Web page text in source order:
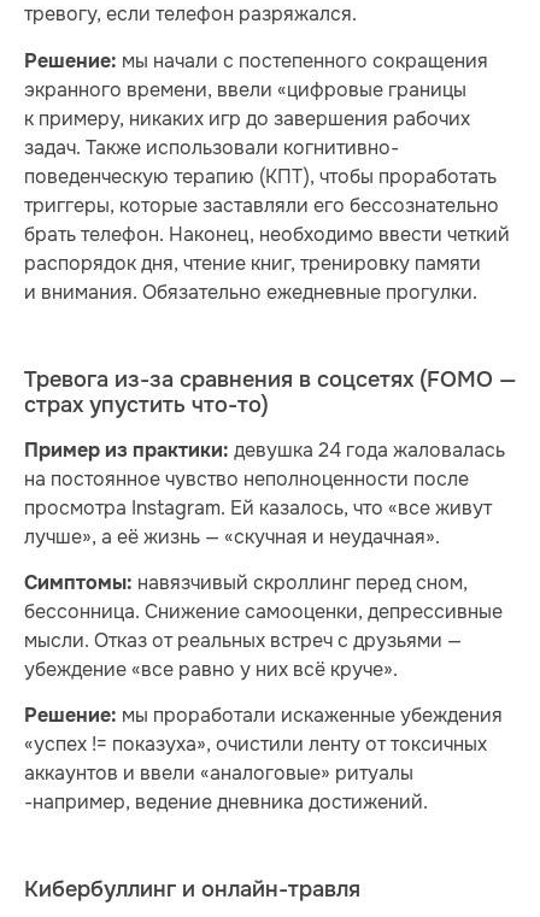
тревогу, если телефон разряжался.
Решение: мы начали с постепенного сокращения
экранного времени, ввели «цифровые границы
к примеру, никаких игр до завершения рабочих
задач. Также использовали когнитивно-
поведенческую терапию (КПТ), чтобы проработать
триггеры, которые заставляли его бессознательно
брать телефон. Наконец, необходимо ввести четкий
распорядок дня, чтение книг, тренировку памяти
и внимания. Обязательно ежедневные прогулки.
Тревога из-за сравнения в соцсетях (FOMO —
страх упустить что-то)
Пример из практики: девушка 24 года жаловалась
на постоянное чувство неполноценности после
просмотра Instagram. Ей казалось, что «все живут
лучше», а её жизнь — «скучная и неудачная».
Симптомы: навязчивый скроллинг перед сном,
бессонница. Снижение самооценки, депрессивные
мысли. Отказ от реальных встреч с друзьями —
убеждение «все равно у них всё круче».
Решение: мы проработали искаженные убеждения
«успех != показуха», очистили ленту от токсичных
аккаунтов и ввели «аналоговые» ритуалы
-например, ведение дневника достижений.
Кибербуллинг и онлайн-травля